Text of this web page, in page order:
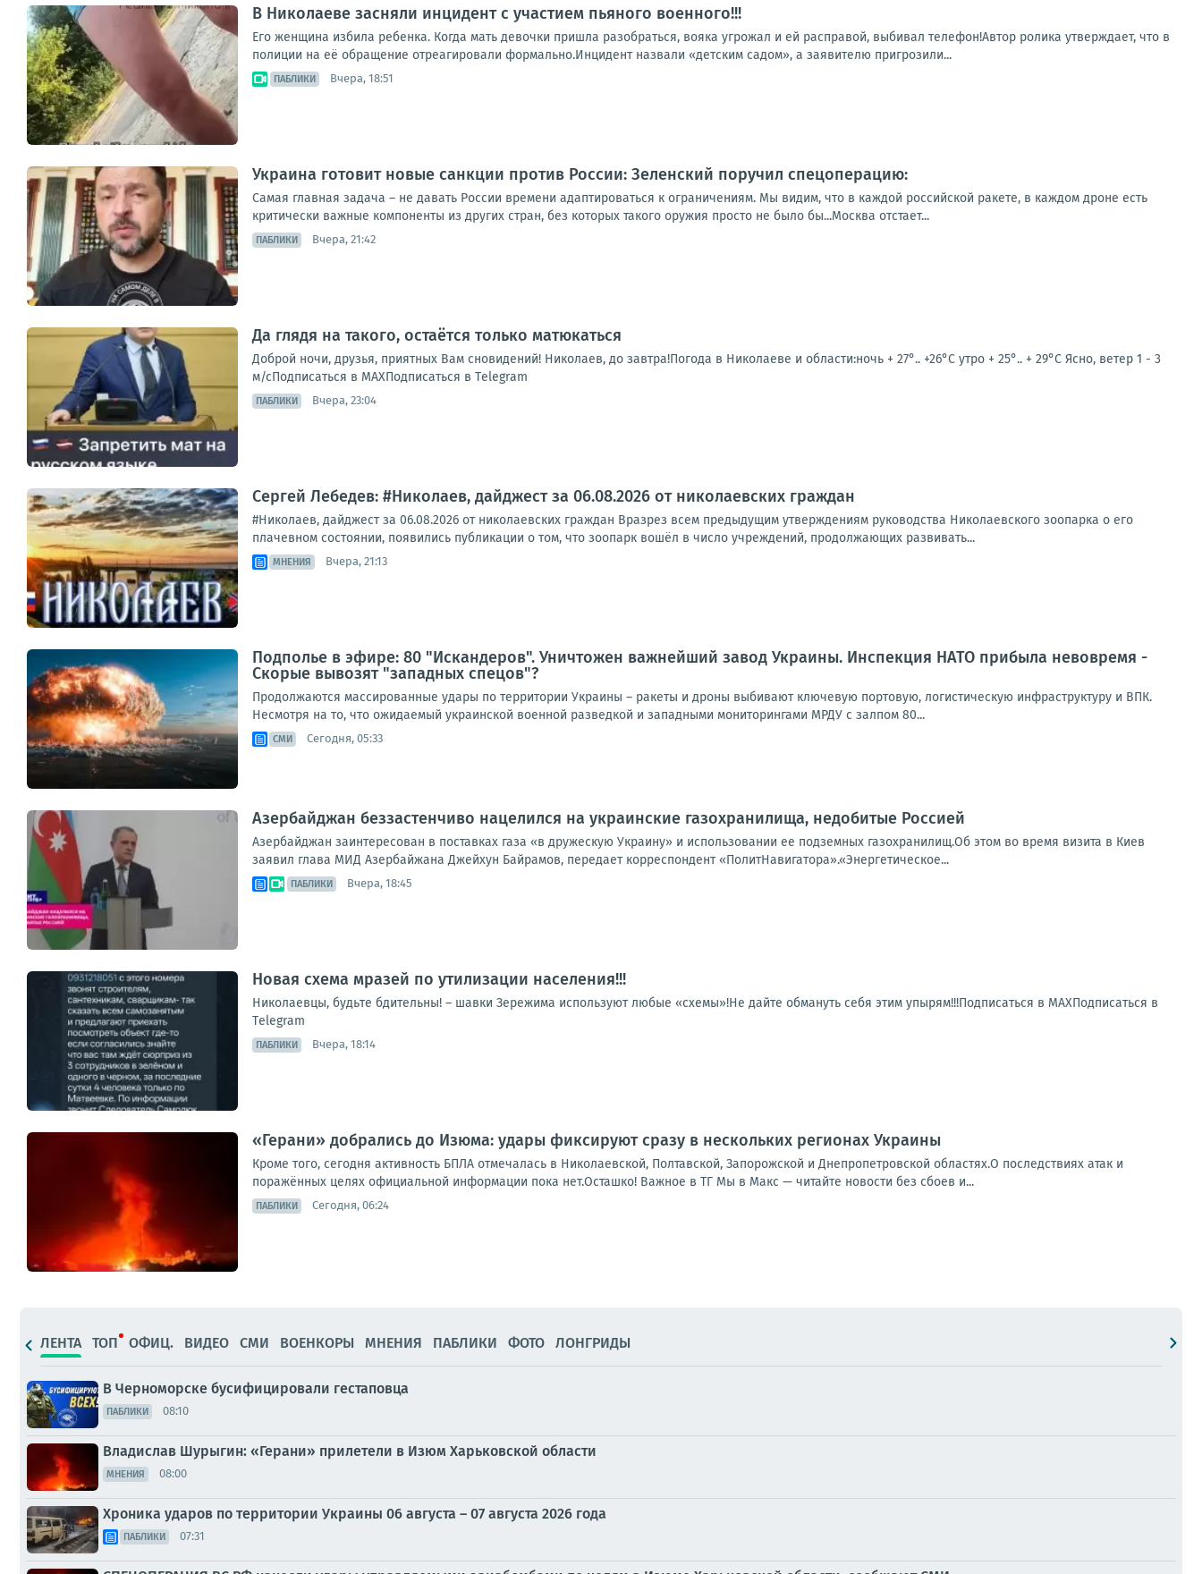
В Николаеве засняли инцидент с участием пьяного военного!!!
Его женщина избила ребенка. Когда мать девочки пришла разобраться, вояка угрожал и ей расправой, выбивал телефон!Автор ролика утверждает, что в
полиции на её обращение отреагировали формально.Инцидент назвали «детским садом», а заявителю пригрозили...
ПАБЛИКИ Вчера, 18:51
Украина готовит новые санкции против России: Зеленский поручил спецоперацию:
Самая главная задача – не давать России времени адаптироваться к ограничениям. Мы видим, что в каждой российской ракете, в каждом дроне есть
критически важные компоненты из других стран, без которых такого оружия просто не было бы...Москва отстает...
ПАБЛИКИ Вчера, 21:42
Да глядя на такого, остаётся только матюкаться
Доброй ночи, друзья, приятных Вам сновидений! Николаев, до завтра!Погода в Николаеве и области:ночь + 27°.. +26°С утро + 25°.. + 29°С Ясно, ветер 1 - 3
м/сПодписаться в МАХПодписаться в Тelegram
ПАБЛИКИ Вчера, 23:04
Сергей Лебедев: #Николаев, дайджест за 06.08.2026 от николаевских граждан
#Николаев, дайджест за 06.08.2026 от николаевских граждан Вразрез всем предыдущим утверждениям руководства Николаевского зоопарка о его
плачевном состоянии, появились публикации о том, что зоопарк вошёл в число учреждений, продолжающих развивать...
МНЕНИЯ Вчера, 21:13
Подполье в эфире: 80 "Искандеров". Уничтожен важнейший завод Украины. Инспекция НАТО прибыла невовремя -
Скорые вывозят "западных спецов"?
Продолжаются массированные удары по территории Украины – ракеты и дроны выбивают ключевую портовую, логистическую инфраструктуру и ВПК.
Несмотря на то, что ожидаемый украинской военной разведкой и западными мониторингами МРДУ с залпом 80...
СМИ Сегодня, 05:33
Азербайджан беззастенчиво нацелился на украинские газохранилища, недобитые Россией
Азербайджан заинтересован в поставках газа «в дружескую Украину» и использовании ее подземных газохранилищ.Об этом во время визита в Киев
заявил глава МИД Азербайжана Джейхун Байрамов, передает корреспондент «ПолитНавигатора».«Энергетическое...
ПАБЛИКИ Вчера, 18:45
Новая схема мразей по утилизации населения!!!
Николаевцы, будьте бдительны! – шавки Зережима используют любые «схемы»!Не дайте обмануть себя этим упырям!!!Подписаться в МАХПодписаться в
Тelegram
ПАБЛИКИ Вчера, 18:14
«Герани» добрались до Изюма: удары фиксируют сразу в нескольких регионах Украины
Кроме того, сегодня активность БПЛА отмечалась в Николаевской, Полтавской, Запорожской и Днепропетровской областях.О последствиях атак и
поражённых целях официальной информации пока нет.Осташко! Важное в ТГ Мы в Макс — читайте новости без сбоев и...
ПАБЛИКИ Сегодня, 06:24
ЛЕНТА ТОП ОФИЦ. ВИДЕО СМИ ВОЕНКОРЫ МНЕНИЯ ПАБЛИКИ ФОТО ЛОНГРИДЫ
В Черноморске бусифицировали гестаповца
ПАБЛИКИ 08:10
Владислав Шурыгин: «Герани» прилетели в Изюм Харьковской области
МНЕНИЯ 08:00
Хроника ударов по территории Украины 06 августа – 07 августа 2026 года
ПАБЛИКИ 07:31